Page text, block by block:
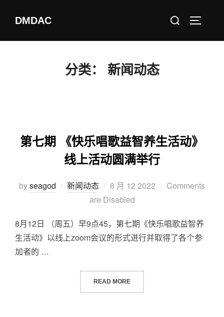
DMDAC
分类： 新闻动态
第七期 《快乐唱歌益智养生活动》
线上活动圆满举行
byseagod 新闻动态 8 月 12 2022
Comments
are Disabled
8月12日 （周五）早9点45，第七期《快乐唱歌益智养
生活动》以线上zoom会议的形式进行并取得了各个参
加者的 …
READ MORE